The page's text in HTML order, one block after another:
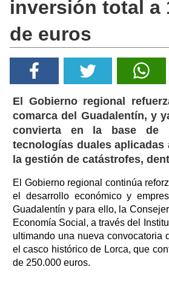
inversión total a
de euros
El Gobierno regional
comarca del Guadalentín, y
convierta en la base de
tecnologías duales
la gestión de catástrofes,
El Gobierno regional continúa
el desarrollo económico y
Guadalentín y para ello, la
Economía Social, a través del
ultimando una nueva convocatoria
el casco histórico de Lorca, que
de 250.000 euros.